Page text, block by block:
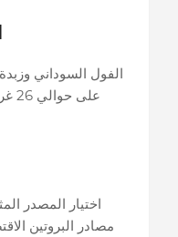
اختيار المصدر
مصادر البروتين